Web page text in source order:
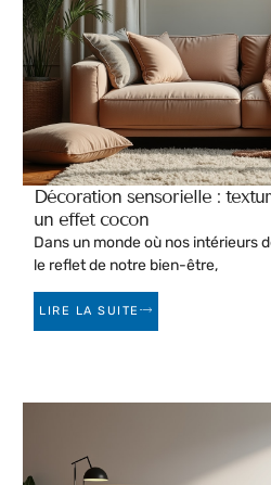
Décoration sensorielle :
un effet cocon
Dans un monde où nos intérieurs
le reflet de notre bien-être,
LIRE LA SUITE